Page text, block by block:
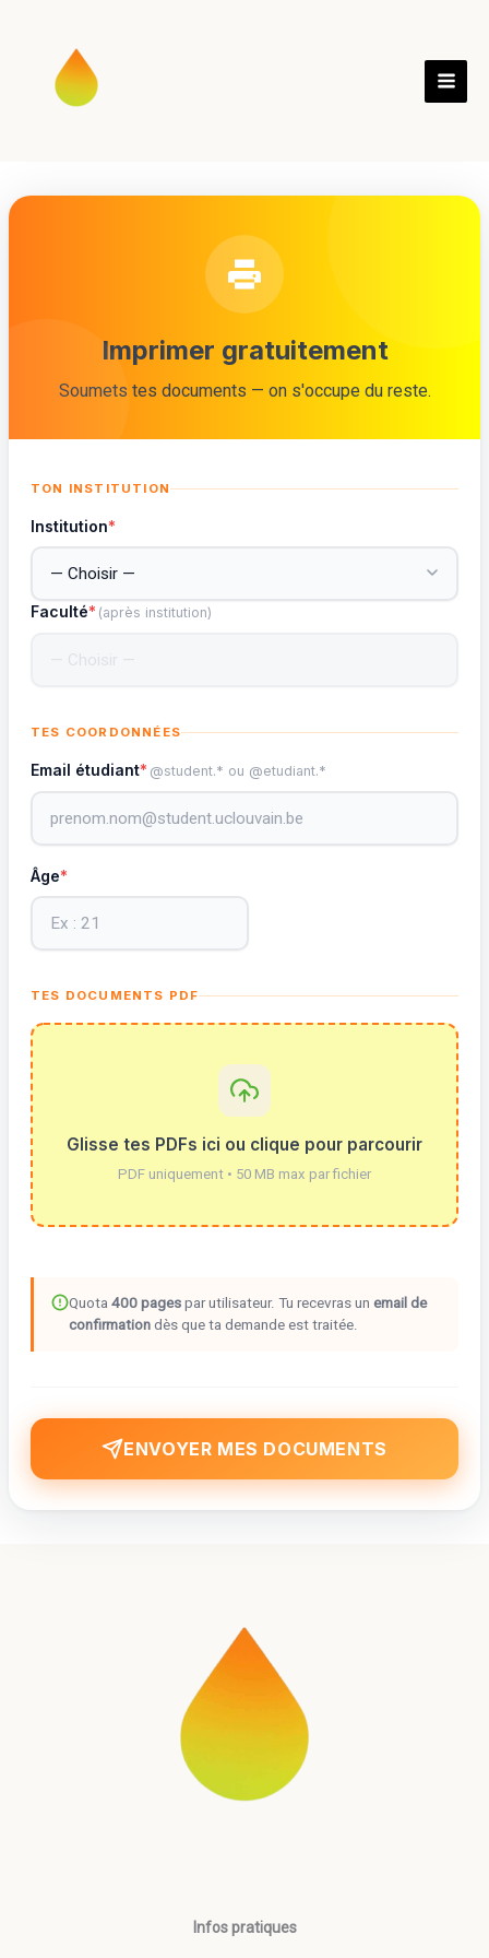
Imprimer gratuitement
Soumets tes documents — on s'occupe du reste.
TON INSTITUTION
Institution*
Faculté* (après institution)
TES COORDONNÉES
Email étudiant* @student.* ou @etudiant.*
Âge*
TES DOCUMENTS PDF
Glisse tes PDFs ici ou clique pour parcourir
PDF uniquement • 50 MB max par fichier
Quota 400 pages par utilisateur. Tu recevras un email de
confirmation dès que ta demande est traitée.
ENVOYER MES DOCUMENTS
Infos pratiques